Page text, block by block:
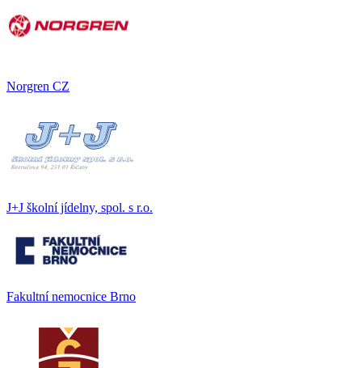
Norgren CZ
J+J školní jídelny, spol. s r.o.
Fakultní nemocnice Brno